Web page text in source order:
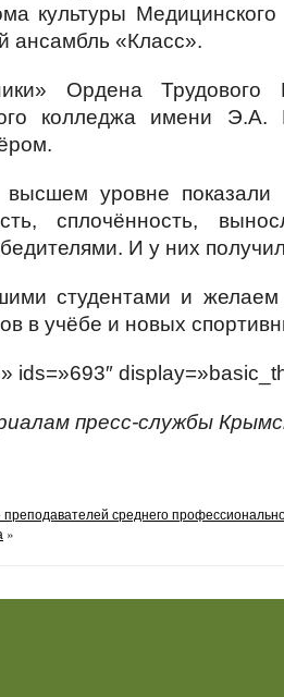
культуры Медицинского
ансамбль «Класс».
Ордена Трудового
колледжа имени Э.А.
уровне показали
сплочённость,
И у них
студентами и
в учёбе и новых
ids=»693″
пресс-службы
среднего
»